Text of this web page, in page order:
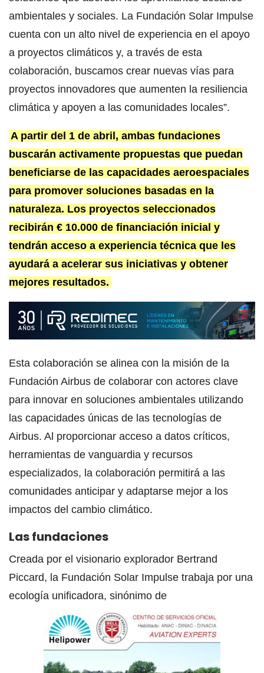
ambientales y sociales. La Fundación Solar Impulse
cuenta con un alto nivel de experiencia en el apoyo
a proyectos climáticos y, a través de esta
colaboración, buscamos crear nuevas vías para
proyectos innovadores que aumenten la resiliencia
climática y apoyen a las comunidades locales”.
A partir del 1 de abril, ambas fundaciones
buscarán activamente propuestas que puedan
beneficiarse de las capacidades aeroespaciales
para promover soluciones basadas en la
naturaleza. Los proyectos seleccionados
recibirán € 10.000 de financiación inicial y
tendrán acceso a experiencia técnica que les
ayudará a acelerar sus iniciativas y obtener
mejores resultados.
Esta colaboración se alinea con la misión de la
Fundación Airbus de colaborar con actores clave
para innovar en soluciones ambientales utilizando
las capacidades únicas de las tecnologías de
Airbus. Al proporcionar acceso a datos críticos,
herramientas de vanguardia y recursos
especializados, la colaboración permitirá a las
comunidades anticipar y adaptarse mejor a los
impactos del cambio climático.
Las fundaciones
Creada por el visionario explorador Bertrand
Piccard, la Fundación Solar Impulse trabaja por una
ecología unificadora, sinónimo de